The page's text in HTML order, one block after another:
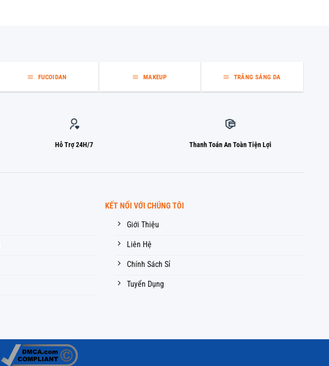
FUCOIDAN MAKEUP TRẮNG SÁNG DA
Hỗ Trợ 24H/7 Thanh Toán An Toàn Tiện Lợi
KẾT NỐI VỚI CHÚNG TÔI
Giới Thiệu
Liên Hệ
Chính Sách Sỉ
Tuyển Dụng